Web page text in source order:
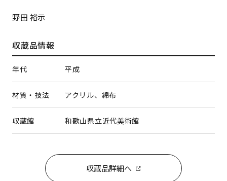
野田 裕示
収蔵品情報
年代 平成
材質・技法 アクリル、綿布
収蔵館 和歌山県立近代美術館
収蔵品詳細へ